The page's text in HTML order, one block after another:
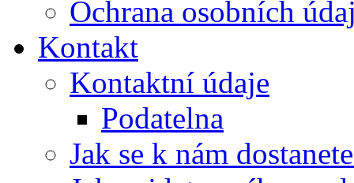
Ochrana osobních
Kontakt
Kontaktní údaje
Podatelna
Jak se k nám